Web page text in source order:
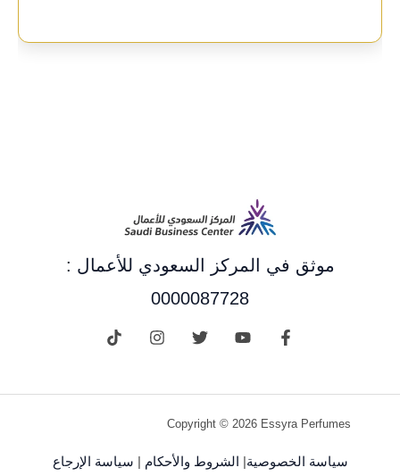
موثق في المركز السعودي للأعمال :
0000087728
Copyright © 2026 Essyra Perfumes
سياسة الخصوصية الشروط والأحكام سياسة الإرجاع